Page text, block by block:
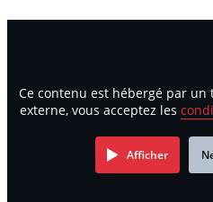
Ce contenu est hébergé par
externe, vous acceptez les
Afficher